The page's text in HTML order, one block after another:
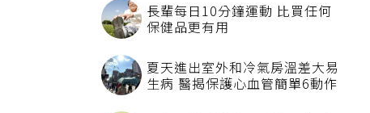
長輩每日10分鐘運動 比買任何
保健品更有用
夏天進出室外和冷氣房溫差大易
生病 醫揭保護心血管簡單6動作